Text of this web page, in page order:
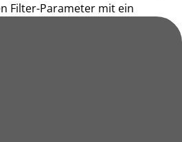
Filter-Parameter mit ein